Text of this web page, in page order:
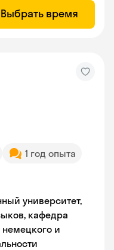
Выбрать время
1 год опыта
университет,
кафедра
немецкого и